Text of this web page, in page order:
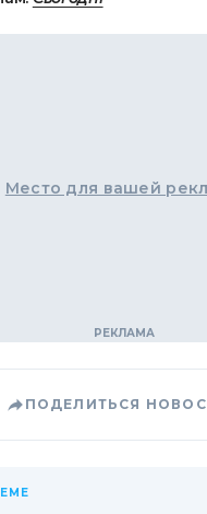
Место для вашей
ПОДЕЛИТЬСЯ